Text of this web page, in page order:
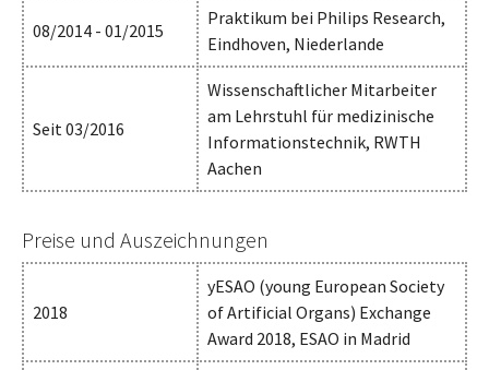
08/2014 - 01/2015
Praktikum bei Philips Research,
Eindhoven, Niederlande
Seit 03/2016
Wissenschaftlicher Mitarbeiter
am Lehrstuhl für medizinische
Informationstechnik, RWTH
Aachen
Preise und Auszeichnungen
2018
yESAO (young European Society
of Artificial Organs) Exchange
Award 2018, ESAO in Madrid